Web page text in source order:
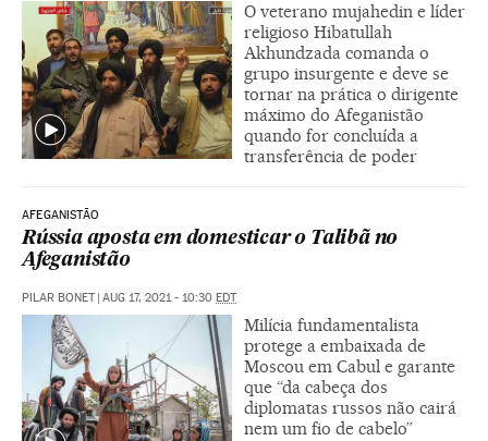
O veterano mujahedin e líder
religioso Hibatullah
Akhundzada comanda o
grupo insurgente e deve se
tornar na prática o dirigente
máximo do Afeganistão
quando for concluída a
transferência de poder
AFEGANISTÃO
Rússia aposta em domesticar o Talibã no
Afeganistão
PILAR BONET AUG 17, 2021 - 10:30 EDT
Milícia fundamentalista
protege a embaixada de
Moscou em Cabul e garante
que “da cabeça dos
diplomatas russos não cairá
nem um fio de cabelo”